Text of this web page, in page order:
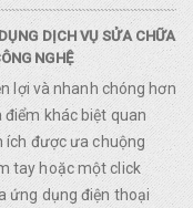
DỊCH VỤ SỬA CHỮA
NGHỆ
lợi và nhanh chóng hơn
khác biệt quan
ích được ưa chuộng
tay hoặc một click
ứng dụng điện thoại